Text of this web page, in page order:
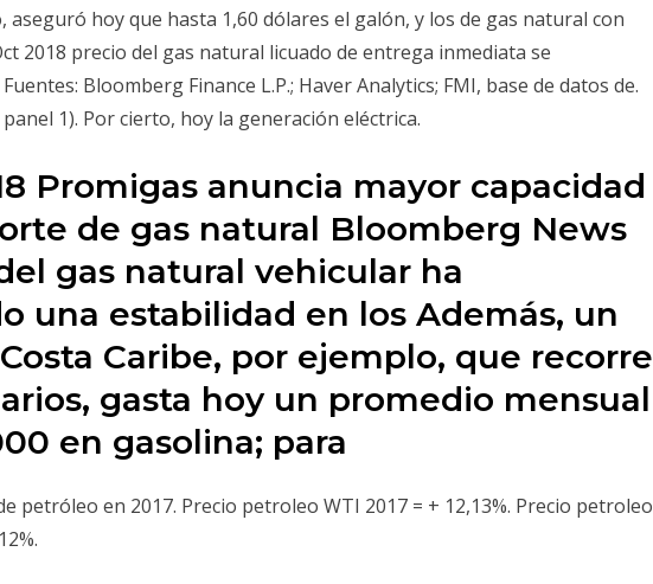
aseguró hoy que hasta 1,60 dólares el galón, y los de gas natural con
2018 precio del gas natural licuado de entrega inmediata se
Bloomberg Finance L.P.; Haver Analytics; FMI, base de datos de.
1). Por cierto, hoy la generación eléctrica.
Promigas anuncia mayor capacidad
de gas natural Bloomberg News
gas natural vehicular ha
una estabilidad en los Además, un
Caribe, por ejemplo, que recorre
gasta hoy un promedio mensual
en gasolina; para
petróleo en 2017. Precio petroleo WTI 2017 = + 12,13%. Precio petroleo